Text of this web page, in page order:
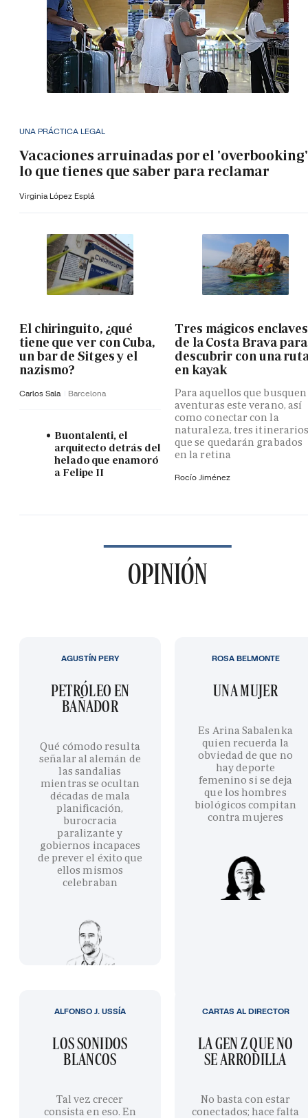
UNA PRÁCTICA LEGAL
Vacaciones arruinadas por el
lo que tienes que saber para reclamar
Virginia López Esplá
El chiringuito, ¿qué
tiene que ver con Cuba,
un bar de Sitges y el
nazismo?
Carlos Sala Barcelona
Buontalenti, el
arquitecto detrás del
helado que enamoró
a Felipe II
Tres mágicos enclaves
de la Costa Brava para
descubrir con una
en kayak
Para aquellos que busquen
aventuras este verano, así
como conectar con la
naturaleza, tres
que se quedarán grabados
en la retina
Rocío Jiménez
OPINIÓN
PETRÓLEO EN
BAÑADOR
Qué cómodo resulta
señalar al alemán de
las sandalias
mientras se ocultan
décadas de mala
planificación,
burocracia
paralizante y
gobiernos incapaces
de prever el éxito que
ellos mismos
celebraban
AGUSTÍN PERY
UNA MUJER
Es Arina Sabalenka
quien recuerda la
obviedad de que no
hay deporte
femenino si se deja
que los hombres
biológicos compitan
contra mujeres
ROSA BELMONTE
LOS SONIDOS
BLANCOS
Tal vez crecer
consista en eso. En
ALFONSO J. USSÍA
LA GEN Z QUE NO
SE ARRODILLA
No basta con estar
conectados; hace falta
CARTAS AL DIRECTOR